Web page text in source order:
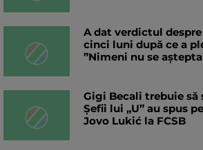
A dat verdictul
cinci luni după ce a
”Nimeni nu se
Gigi Becali trebuie să
Șefii lui „U” au spus
Jovo Lukić la FCSB